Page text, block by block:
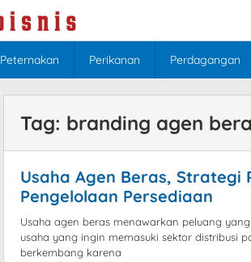
Peternakan Perikanan Perdagangan
Tag: branding agen
Usaha Agen Beras, Strategi
Pengelolaan Persediaan
Usaha agen beras menawarkan peluang
usaha yang ingin memasuki sektor distribusi
berkembang karena